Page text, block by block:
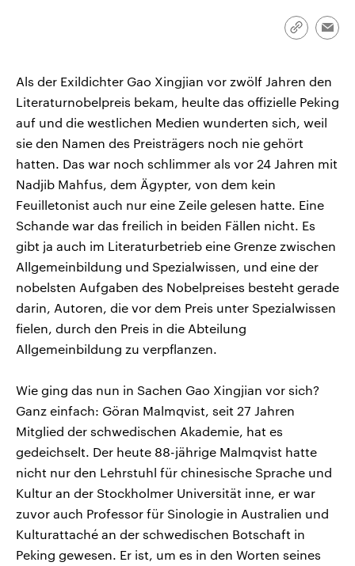
und Kandidaten der anstehenden
Wahl.
mit großem Einfluss auf
aktuelle Weltgeschehen.
Audio-Archiv
Link
Als der Exildichter Gao Xingjian vor zwölf Jahren den
Literaturnobelpreis bekam, heulte das offizielle Peking
auf und die westlichen Medien wunderten sich, weil
sie den Namen des Preisträgers noch nie gehört
hatten. Das war noch schlimmer als vor 24 Jahren mit
Nadjib Mahfus, dem Ägypter, von dem kein
Feuilletonist auch nur eine Zeile gelesen hatte. Eine
Schande war das freilich in beiden Fällen nicht. Es
gibt ja auch im Literaturbetrieb eine Grenze zwischen
Allgemeinbildung und Spezialwissen, und eine der
nobelsten Aufgaben des Nobelpreises besteht gerade
darin, Autoren, die vor dem Preis unter Spezialwissen
fielen, durch den Preis in die Abteilung
Allgemeinbildung zu verpflanzen.
Wie ging das nun in Sachen Gao Xingjian vor sich?
Ganz einfach: Göran Malmqvist, seit 27 Jahren
Mitglied der schwedischen Akademie, hat es
gedeichselt. Der heute 88-jährige Malmqvist hatte
nicht nur den Lehrstuhl für chinesische Sprache und
Kultur an der Stockholmer Universität inne, er war
zuvor auch Professor für Sinologie in Australien und
Kulturattaché an der schwedischen Botschaft in
Peking gewesen. Er ist, um es in den Worten seines